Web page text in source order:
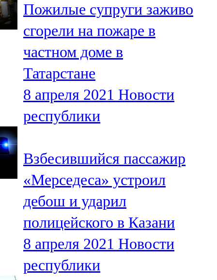
107,8 FM
Теләче
106,1 FM
Түбән Кама
102,6 FM
Чирмешән
Чистай
103,0 FM
Чүпрәле
91,0 FM
Шәмәрдән
102,3 FM
Пожилые супруги заживо
сгорели на пожаре в
частном доме в
Татарстане
8 апреля 2021 Новости
республики
Взбесившийся пассажир
«Мерседеса» устроил
дебош и ударил
полицейского в Казани
8 апреля 2021 Новости
республики